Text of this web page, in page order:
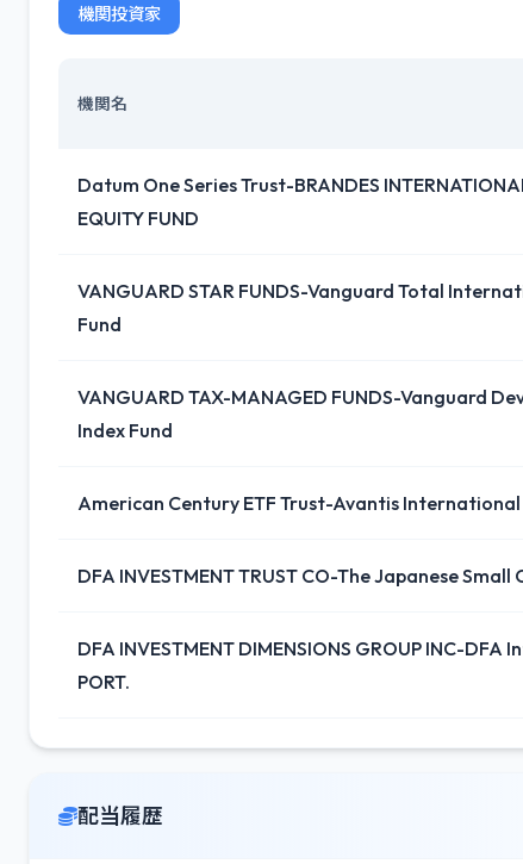
機関投資家
機関名
Datum One Series Trust-BRANDES
EQUITY FUND
VANGUARD STAR FUNDS-Vanguard Total
Fund
VANGUARD TAX-MANAGED FUNDS-Vanguard
Index Fund
American Century ETF Trust-Avantis International
DFA INVESTMENT TRUST CO-The Japanese Small
DFA INVESTMENT DIMENSIONS GROUP INC-DFA
PORT.
配当履歴